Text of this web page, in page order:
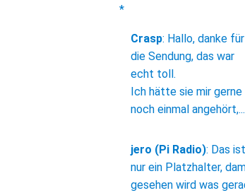
*
Crasp: Hallo, danke für
die Sendung, das war
echt toll.
Ich hätte sie mir gerne
noch einmal angehört,...
jero (Pi Radio): Das ist
nur ein Platzhalter,
gesehen wird was